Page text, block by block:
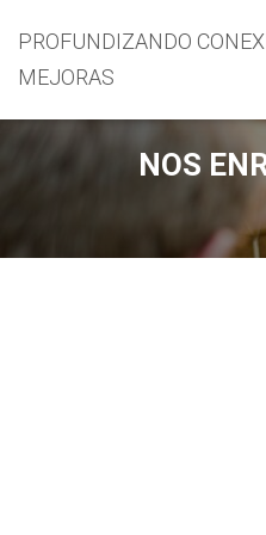
PROFUNDIZANDO
MEJORAS
NOS